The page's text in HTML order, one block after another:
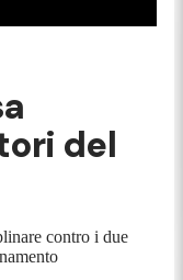
del
contro i due